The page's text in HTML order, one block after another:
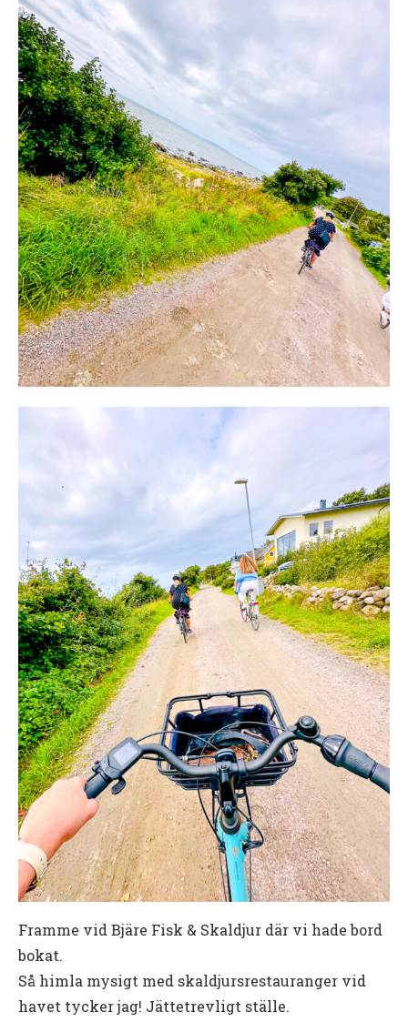
Framme vid Bjäre Fisk & Skaldjur där vi hade bord
bokat.
Så himla mysigt med skaldjursrestauranger vid
havet tycker jag! Jättetrevligt ställe.